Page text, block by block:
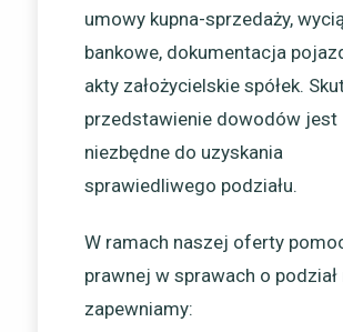
umowy kupna-sprzedaży,
bankowe, dokumentacja
akty założycielskie spółek.
przedstawienie dowodów jest
niezbędne do uzyskania
sprawiedliwego podziału.
W ramach naszej oferty
prawnej w sprawach o
zapewniamy: